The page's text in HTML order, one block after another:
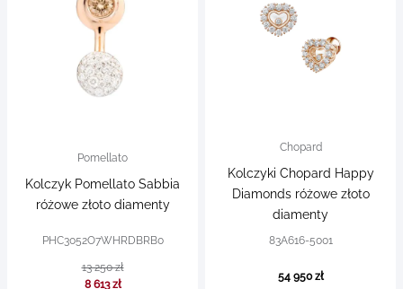
Pomellato
Kolczyk Pomellato Sabbia
różowe złoto diamenty
PHC3052O7WHRDBRB0
13 250 zł
8 613 zł
Chopard
Kolczyki Chopard Happy
Diamonds różowe złoto
diamenty
83A616-5001
54 950 zł